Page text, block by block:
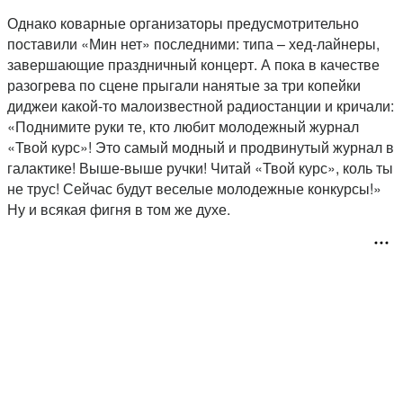
Однако коварные организаторы предусмотрительно
поставили «Мин нет» последними: типа – хед-лайнеры,
завершающие праздничный концерт. А пока в качестве
разогрева по сцене прыгали нанятые за три копейки
диджеи какой-то малоизвестной радиостанции и кричали:
«Поднимите руки те, кто любит молодежный журнал
«Твой курс»! Это самый модный и продвинутый журнал в
галактике! Выше-выше ручки! Читай «Твой курс», коль ты
не трус! Сейчас будут веселые молодежные конкурсы!»
Ну и всякая фигня в том же духе.